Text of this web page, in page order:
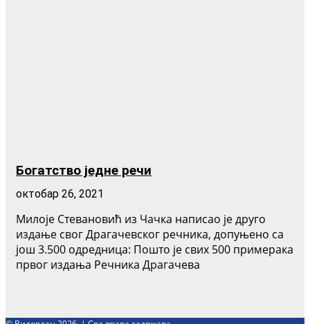
Богатство једне речи
октобар 26, 2021
Милоје Стевановић из Чачка написао је друго
издање свог Драгачевског речника, допуњено са
још 3.500 одредница: Пошто је свих 500 примерака
првог издања Речника Драгачева